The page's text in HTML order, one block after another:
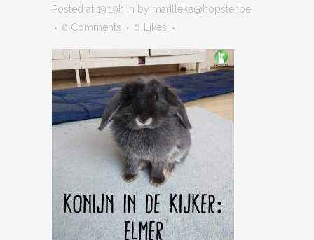
Posted at 19:19h in by marilleke@hopster.be
0 Comments
0 Likes